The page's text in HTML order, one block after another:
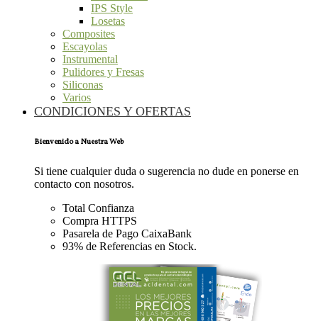
IPS Style
Losetas
Composites
Escayolas
Instrumental
Pulidores y Fresas
Siliconas
Varios
CONDICIONES Y OFERTAS
Bienvenido a Nuestra Web
Si tiene cualquier duda o sugerencia no dude en ponerse en
contacto con nosotros.
Total Confianza
Compra HTTPS
Pasarela de Pago CaixaBank
93% de Referencias en Stock.